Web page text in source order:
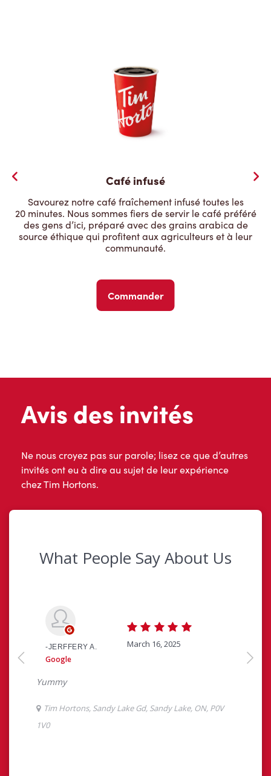
Café infusé
Savourez notre café fraîchement infusé toutes les
20 minutes. Nous sommes fiers de servir le café préféré
des gens d’ici, préparé avec des grains arabica de
source éthique qui profitent aux agriculteurs et à leur
communauté.
Commander
Avis des invités
Ne nous croyez pas sur parole; lisez ce que d’autres
invités ont eu à dire au sujet de leur expérience
chez Tim Hortons.